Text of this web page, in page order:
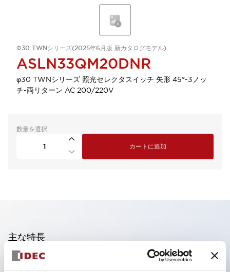
Φ30 TWNシリーズ(2025年6月版 新カタログモデル)
ASLN33QM20DNR
φ30 TWNシリーズ 照光セレクタスイッチ 矢形 45°-3ノッ
チ-両リターン AC 200/220V
数量を選択
カートに追加
主な特長
照光ユニットの低電圧タイプ(6～24Vタイプ)は2026